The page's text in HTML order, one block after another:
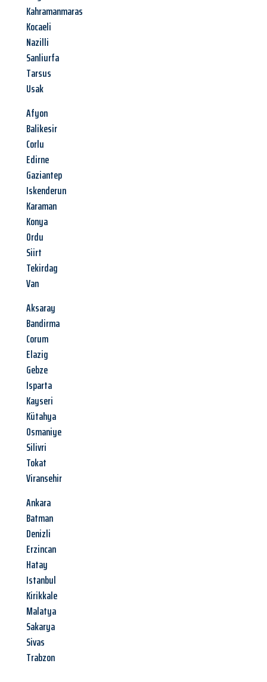
Kahramanmaras
Kocaeli
Nazilli
Sanliurfa
Tarsus
Usak
Afyon
Balikesir
Corlu
Edirne
Gaziantep
Iskenderun
Karaman
Konya
Ordu
Siirt
Tekirdag
Van
Aksaray
Bandirma
Corum
Elazig
Gebze
Isparta
Kayseri
Kütahya
Osmaniye
Silivri
Tokat
Viransehir
Ankara
Batman
Denizli
Erzincan
Hatay
Istanbul
Kirikkale
Malatya
Sakarya
Sivas
Trabzon